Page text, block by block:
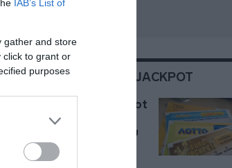
IAB’s List of
gather and store
click to grant or
purposes
ΣΧΕΤΙΚΑ ΜΕ:EUROJACKPOT
Κλήρωση Eurojackpot
17/07: Αυτοί είναι οι
τυχεροί αριθμοί που
κερδίζουν 50
εκατομμύρια ευρώ